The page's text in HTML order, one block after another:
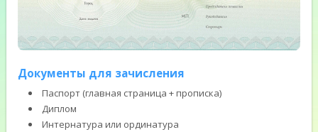
Документы для зачисления
Паспорт (главная страница + прописка)
Диплом
Интернатура или ординатура